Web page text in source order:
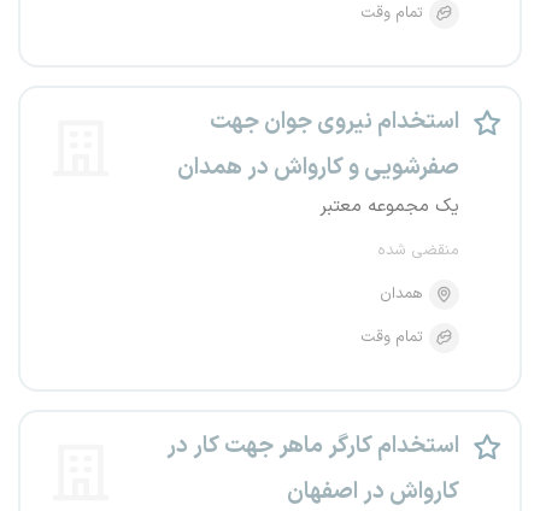
تمام وقت
استخدام نیروی جوان جهت
صفرشویی و کارواش در همدان
یک مجموعه معتبر
منقضی شده
همدان
تمام وقت
استخدام کارگر ماهر جهت کار در
کارواش در اصفهان